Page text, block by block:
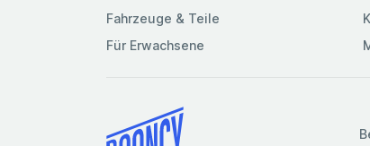
Fahrzeuge & Teile
Für Erwachsene